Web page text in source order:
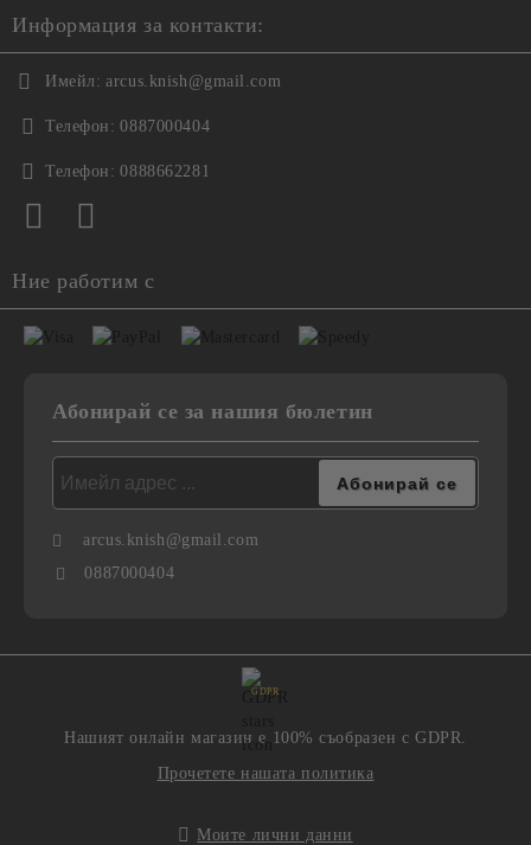
Информация за контакти:
Имейл: arcus.knish@gmail.com
Телефон: 0887000404
Телефон: 0888662281
Ние работим с
Абонирай се за нашия бюлетин
arcus.knish@gmail.com
0887000404
GDPR
Нашият онлайн магазин е 100% съобразен с GDPR.
Прочетете нашата политика
Моите лични данни